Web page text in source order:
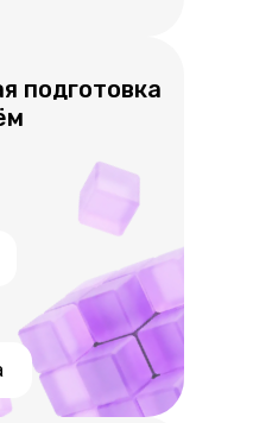
подготовка